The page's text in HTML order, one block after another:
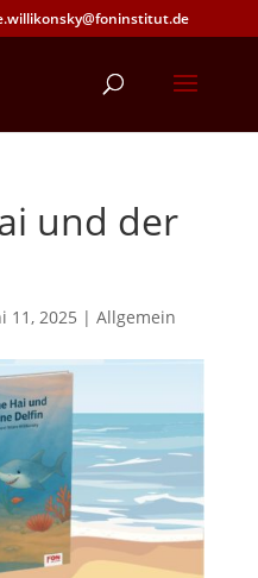
und der
11, 2025 | Allgemein